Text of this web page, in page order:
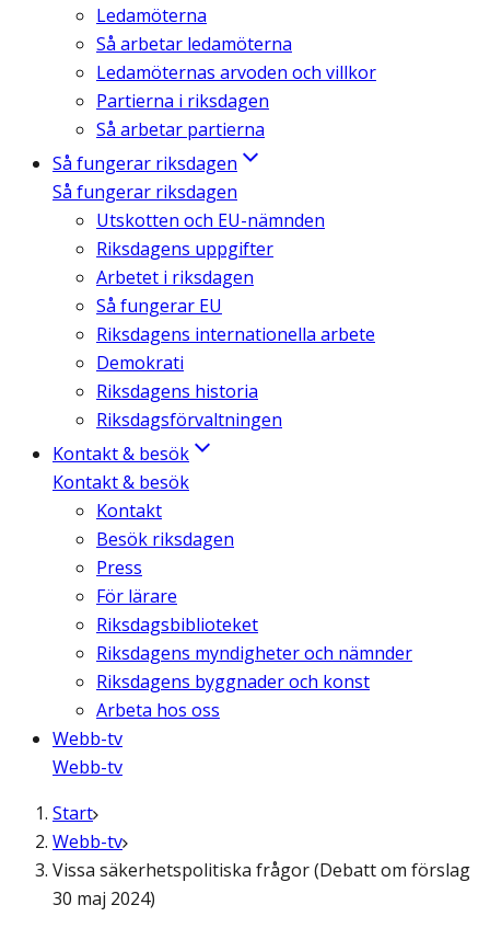
Ledamöterna
Så arbetar ledamöterna
Ledamöternas arvoden och villkor
Partierna i riksdagen
Så arbetar partierna
Så fungerar riksdagen
Så fungerar riksdagen
Utskotten och EU-nämnden
Riksdagens uppgifter
Arbetet i riksdagen
Så fungerar EU
Riksdagens internationella arbete
Demokrati
Riksdagens historia
Riksdagsförvaltningen
Kontakt & besök
Kontakt & besök
Kontakt
Besök riksdagen
Press
För lärare
Riksdagsbiblioteket
Riksdagens myndigheter och nämnder
Riksdagens byggnader och konst
Arbeta hos oss
Webb-tv
Webb-tv
Start
Webb-tv
Vissa säkerhetspolitiska frågor (Debatt om förslag
30 maj 2024)